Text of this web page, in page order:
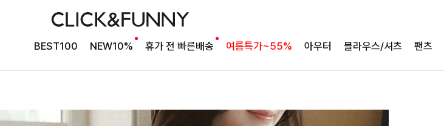
BEST100 NEW10% 휴가 전 빠른배송 여름특가~55% 아우터 블라우스/셔츠 팬츠